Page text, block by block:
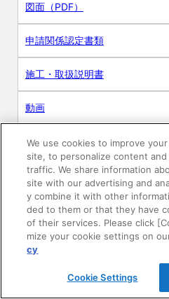
図面（PDF）
申請関係認定書類
施工・取扱説明書
動画
シミュレーションツール
24時間換気システム〈エアスマ
簡易設計見積ソフト
R&Dセンター環境測定・分析サ
商品マスター申し込み
We use cookies to improve
site, to personalize content
traffic. We share information
site with our advertising and
y combine it with other
ded to them or that they have
of their services. Please click
mize your cookie settings on
cy
Cookie Settings